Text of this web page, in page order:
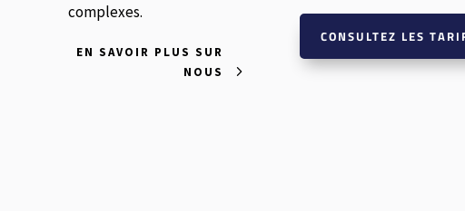
complexes.
EN SAVOIR PLUS SUR
NOUS
CONSULTEZ LES